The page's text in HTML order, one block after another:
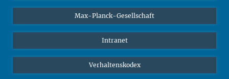
Studierende
Schüler*innen
Öffentlichkeit
Alumnae | Alumni
Max-Planck-Gesellschaft
Intranet
Verhaltenskodex